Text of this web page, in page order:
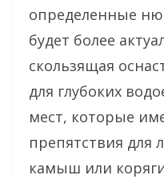
определенные
будет более
скользящая
для глубоких
мест, которые
препятствия для
камыш или